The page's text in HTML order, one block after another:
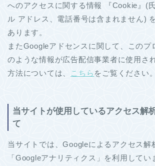
へのアクセスに関する情報 『Cookie』(
ル アドレス、電話番号は含まれません)
あります。
またGoogleアドセンスに関して、このプ
のような情報が広告配信事業者に使用さ
方法については、
こちら をご覧ください。
当サイトが使用しているアクセス解
て
当サイトでは、Googleによるアクセス解
「Googleアナリティクス」を利用してい